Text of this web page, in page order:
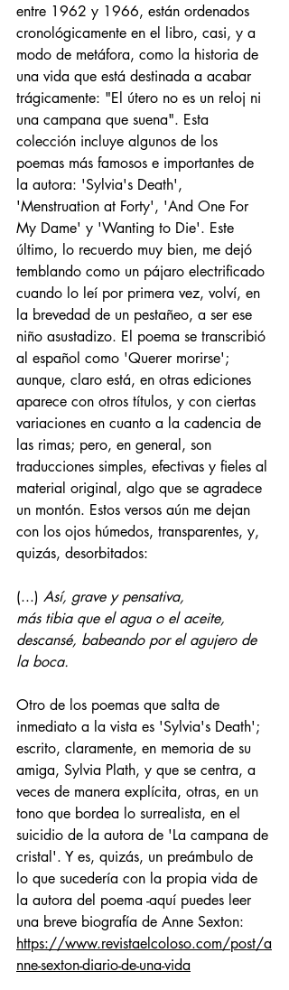
entre 1962 y 1966, están ordenados
cronológicamente en el libro, casi, y a
modo de metáfora, como la historia de
una vida que está destinada a acabar
trágicamente: "El útero no es un reloj ni
una campana que suena". Esta
colección incluye algunos de los
poemas más famosos e importantes de
la autora: 'Sylvia's Death',
'Menstruation at Forty', 'And One For
My Dame' y 'Wanting to Die'. Este
último, lo recuerdo muy bien, me dejó
temblando como un pájaro electrificado
cuando lo leí por primera vez, volví, en
la brevedad de un pestañeo, a ser ese
niño asustadizo. El poema se transcribió
al español como 'Querer morirse';
aunque, claro está, en otras ediciones
aparece con otros títulos, y con ciertas
variaciones en cuanto a la cadencia de
las rimas; pero, en general, son
traducciones simples, efectivas y fieles al
material original, algo que se agradece
un montón. Estos versos aún me dejan
con los ojos húmedos, transparentes, y,
quizás, desorbitados:
(...) Así, grave y pensativa,
más tibia que el agua o el aceite,
descansé, babeando por el agujero de
la boca.
Otro de los poemas que salta de
inmediato a la vista es 'Sylvia's Death';
escrito, claramente, en memoria de su
amiga, Sylvia Plath, y que se centra, a
veces de manera explícita, otras, en un
tono que bordea lo surrealista, en el
suicidio de la autora de 'La campana de
cristal'. Y es, quizás, un preámbulo de
lo que sucedería con la propia vida de
la autora del poema -aquí puedes leer
una breve biografía de Anne Sexton:
https://www.revistaelcoloso.com/post/a
nne-sexton-diario-de-una-vida